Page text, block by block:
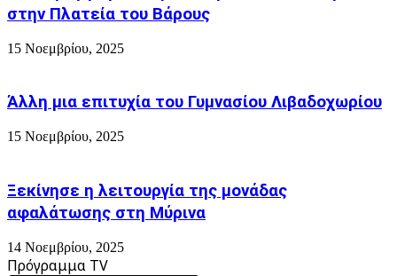
στην Πλατεία του Βάρους
15 Νοεμβρίου, 2025
Άλλη μια επιτυχία του Γυμνασίου Λιβαδοχωρίου
15 Νοεμβρίου, 2025
Ξεκίνησε η λειτουργία της μονάδας
αφαλάτωσης στη Μύρινα
14 Νοεμβρίου, 2025
Πρόγραμμα TV